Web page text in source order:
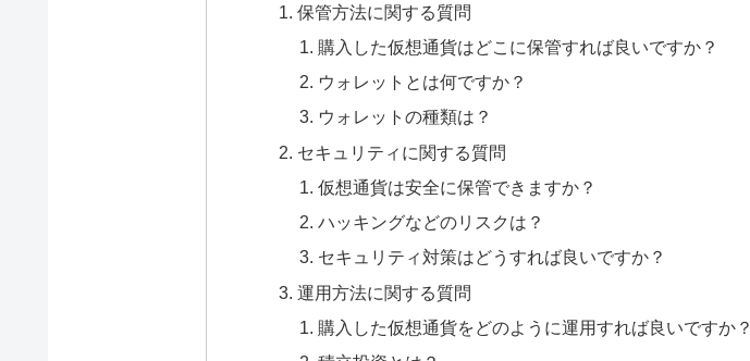
保管方法に関する質問
購入した仮想通貨はどこに保管すれば良いですか？
ウォレットとは何ですか？
ウォレットの種類は？
セキュリティに関する質問
仮想通貨は安全に保管できますか？
ハッキングなどのリスクは？
セキュリティ対策はどうすれば良いですか？
運用方法に関する質問
購入した仮想通貨をどのように運用すれば良いですか？